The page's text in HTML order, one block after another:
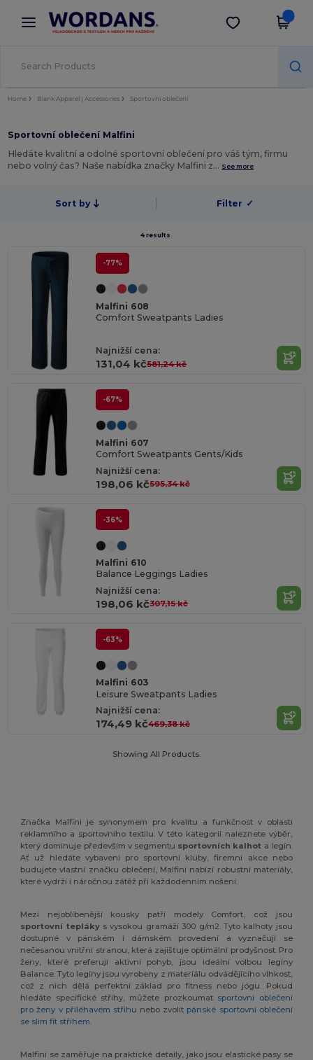
× Aplikace Wordans
Lepší ceny v aplikaci!
Stáhnout app
Home Blank Apparel | Accessories Sportovní oblečení
Sportovní oblečení Malfini
Hledáte kvalitní a odolné sportovní oblečení pro váš tým, firmu
nebo volný čas? Naše nabídka značky Malfini z… See more
Sort by Filter ✓
4 results.
-77%
Malfini 608
Comfort Sweatpants Ladies
Najnižší cena:
131,04 kč581,24 kč
-67%
Malfini 607
Comfort Sweatpants Gents/Kids
Najnižší cena:
198,06 kč595,34 kč
-36%
Malfini 610
Balance Leggings Ladies
Najnižší cena:
198,06 kč307,15 kč
-63%
Malfini 603
Leisure Sweatpants Ladies
Najnižší cena:
174,49 kč469,38 kč
Showing All Products.
Značka Malfini je synonymem pro kvalitu a funkčnost v oblasti
reklamního a sportovního textilu. V této kategorii naleznete výběr,
který dominuje především v segmentu sportovních kalhot a legín.
Ať už hledáte vybavení pro sportovní kluby, firemní akce nebo
budujete vlastní značku oblečení, Malfini nabízí robustní materiály,
které vydrží i náročnou zátěž při každodenním nošení.
Mezi nejoblíbenější kousky patří modely Comfort, což jsou
sportovní teplákys vysokou gramáží 300 g/m2. Tyto kalhoty jsou
dostupné v pánském i dámském provedení a vyznačují se
nečesanou vnitřní stranou, která zajišťuje optimální prodyšnost. Pro
ženy, které preferují aktivní pohyb, jsou ideální volbou legíny
Balance. Tyto legíny jsou vyrobeny z materiálu odvádějícího vlhkost,
což z nich dělá perfektní základ pro fitness nebo jógu. Pokud
hledáte specifické střihy, můžete prozkoumat sportovní oblečení
pro ženy v přiléhavém střihu nebo zvolit pánské sportovní oblečení
se slim fit střihem
Malfini se zaměřuje na praktické detaily, jako jsou elastické pasy se